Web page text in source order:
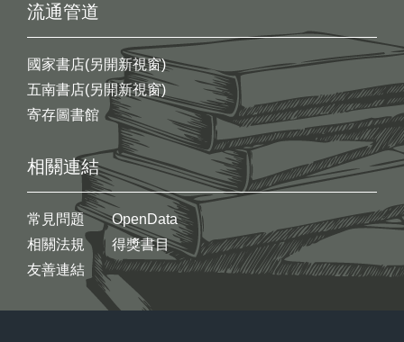
流通管道
國家書店(另開新視窗)
五南書店(另開新視窗)
寄存圖書館
相關連結
常見問題
相關法規
友善連結
OpenData
得獎書目